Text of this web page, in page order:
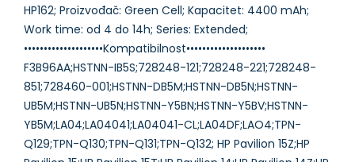
HP162; Proizvođač: Green Cell; Kapacitet: 4400 mAh;
Work time: od 4 do 14h; Series: Extended;
••••••••••••••••••••Kompatibilnost••••••••••••••••••••
F3B96AA;HSTNN-IB5S;728248-121;728248-221;728248-
851;728460-001;HSTNN-DB5M;HSTNN-DB5N;HSTNN-
UB5M;HSTNN-UB5N;HSTNN-Y5BN;HSTNN-Y5BV;HSTNN-
YB5M;LA04;LA04041;LA04041-CL;LA04DF;LAO4;TPN-
Q129;TPN-Q130;TPN-Q131;TPN-Q132; HP Pavilion 15Z;HP